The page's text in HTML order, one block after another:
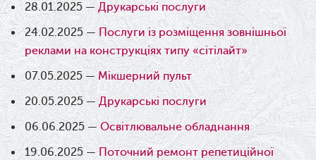
28.01.2025 — Друкарські послуги
24.02.2025 —Послуги із розміщення зовнішньої
реклами на конструкціях типу «сітілайт»
07.05.2025 —Мікшерний пульт
20.05.2025 — Друкарські послуги
06.06.2025 —Освітлювальне обладнання
19.06.2025 —Поточний ремонт репетиційної